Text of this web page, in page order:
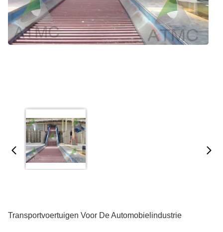
Transportvoertuigen Voor De Automobielindustrie